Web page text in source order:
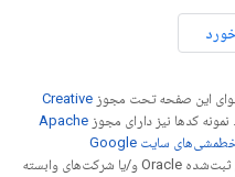
این صفحه تحت مجوز Creative
کدها نیز دارای مجوز Apache
خطمشی‌های سایت Google
مراجعه کنید. جاوا علامت تجاری ثبت‌شده Oracle و/یا شرکت‌های وابسته